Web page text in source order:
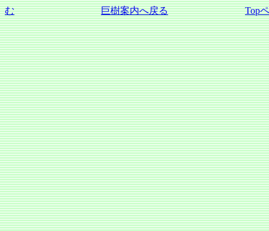
む 巨樹案内へ戻る Top